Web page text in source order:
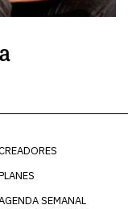
SEMANAL